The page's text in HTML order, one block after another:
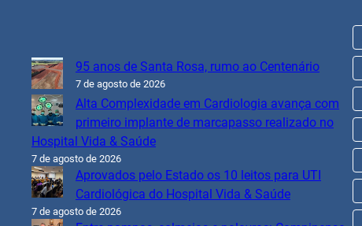
95 anos de Santa Rosa, rumo ao Centenário
7 de agosto de 2026
Alta Complexidade em Cardiologia avança com
primeiro implante de marcapasso realizado no
Hospital Vida & Saúde
7 de agosto de 2026
Aprovados pelo Estado os 10 leitos para UTI
Cardiológica do Hospital Vida & Saúde
7 de agosto de 2026